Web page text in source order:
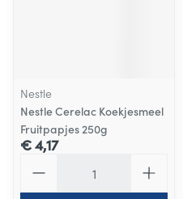
Nestle
Nestle Cerelac Koekjesmeel
Fruitpapjes 250g
€ 4,17